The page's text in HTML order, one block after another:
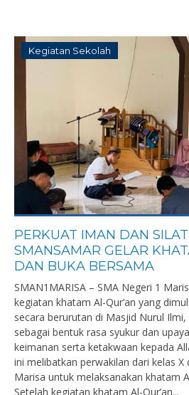
Kegiatan Sekolah
PERKUAT IMAN DAN
SMANSAMAR GELAR
DAN BUKA BERSAMA
SMAN1MARISA – SMA Negeri 1
kegiatan khatam Al-Qur’an yang
secara berurutan di Masjid Nurul
sebagai bentuk rasa syukur dan
keimanan serta ketakwaan kepada
ini melibatkan perwakilan dari kelas X
Marisa untuk melaksanakan khatam
Setelah kegiatan khatam Al-Qur’an...